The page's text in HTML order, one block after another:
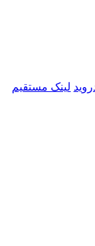
لینک مستقیم